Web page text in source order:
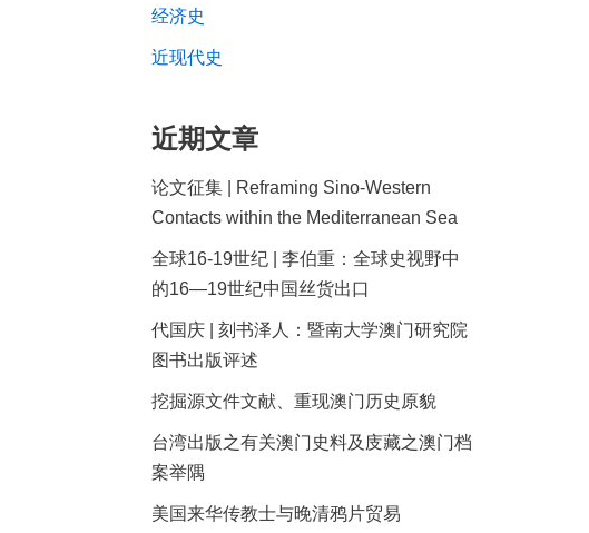
经济史
近现代史
近期文章
论文征集 | Reframing Sino-Western
Contacts within the Mediterranean Sea
全球16-19世纪 | 李伯重：全球史视野中
的16—19世纪中国丝货出口
代国庆 | 刻书泽人：暨南大学澳门研究院
图书出版评述
挖掘源文件文献、重现澳门历史原貌
台湾出版之有关澳门史料及庋藏之澳门档
案举隅
美国来华传教士与晚清鸦片贸易